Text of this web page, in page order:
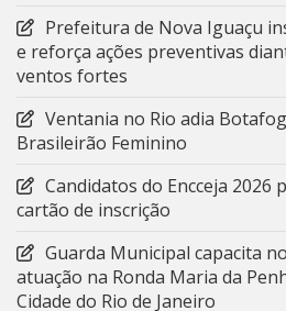
Prefeitura de Nova Iguaçu
e reforça ações preventivas
ventos fortes
Ventania no Rio adia
Brasileirão Feminino
Candidatos do Encceja 2026
cartão de inscrição
Guarda Municipal capacita
atuação na Ronda Maria da
Cidade do Rio de Janeiro